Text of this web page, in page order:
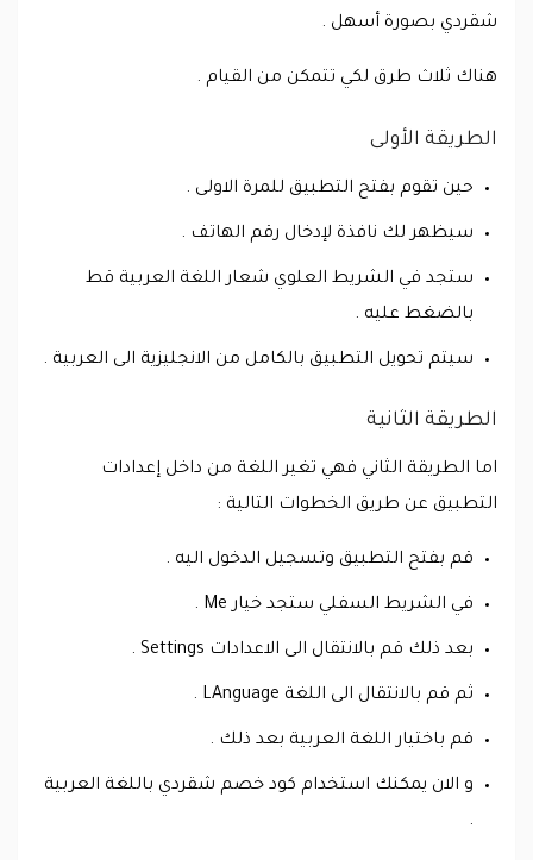
شقردي بصورة أسهل .
هناك ثلاث طرق لكي تتمكن من القيام .
الطريقة الأولى
حين تقوم بفتح التطبيق للمرة الاولى .
سيظهر لك نافذة لإدخال رقم الهاتف .
ستجد في الشريط العلوي شعار اللغة العربية قط
بالضغط عليه .
سيتم تحويل التطبيق بالكامل من الانجليزية الى العربية .
الطريقة الثانية
اما الطريقة الثاني فهي تغير اللغة من داخل إعدادات
التطبيق عن طريق الخطوات التالية :
قم بفتح التطبيق وتسجيل الدخول اليه .
في الشريط السفلي ستجد خيار Me .
بعد ذلك قم بالانتقال الى الاعدادات Settings .
ثم قم بالانتقال الى اللغة LAnguage .
قم باختيار اللغة العربية بعد ذلك .
و الان يمكنك استخدام كود خصم شقردي باللغة العربية
.